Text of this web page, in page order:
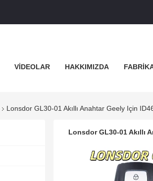
VİDEOLAR HAKKIMIZDA
Lonsdor GL30-01 Akıllı Anahtar Geely Için
Lonsdor GL30-01 Akıllı